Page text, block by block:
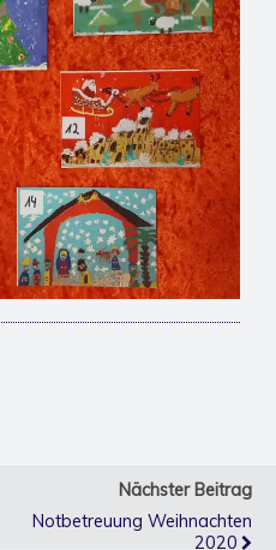
Nächster Beitrag
Notbetreuung Weihnachten
2020